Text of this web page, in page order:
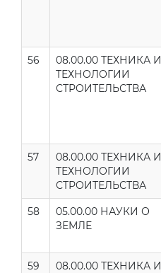
56
08.00.00 ТЕХНИКА И
ТЕХНОЛОГИИ
СТРОИТЕЛЬСТВА
57
08.00.00 ТЕХНИКА И
ТЕХНОЛОГИИ
СТРОИТЕЛЬСТВА
58
05.00.00 НАУКИ О
ЗЕМЛЕ
59
08.00.00 ТЕХНИКА И